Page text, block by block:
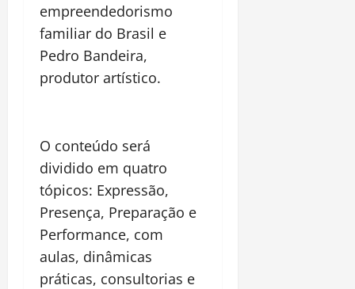
empreendedorismo
familiar do Brasil e
Pedro Bandeira,
produtor artístico.
O conteúdo será
dividido em quatro
tópicos: Expressão,
Presença, Preparação e
Performance, com
aulas, dinâmicas
práticas, consultorias e